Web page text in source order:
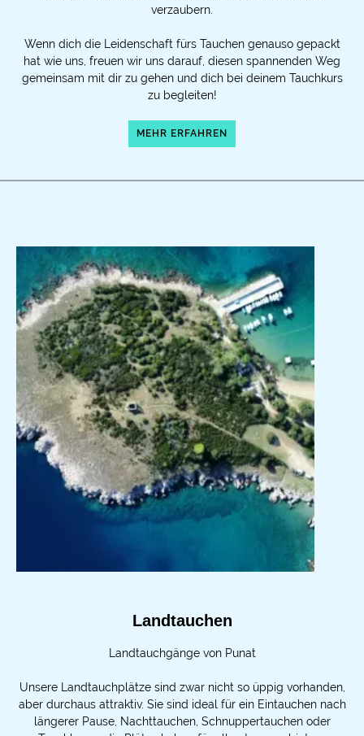
verzaubern.
Wenn dich die Leidenschaft fürs Tauchen genauso gepackt
hat wie uns, freuen wir uns darauf, diesen spannenden Weg
gemeinsam mit dir zu gehen und dich bei deinem Tauchkurs
zu begleiten!
MEHR ERFAHREN
Landtauchen
Landtauchgänge von Punat
Unsere Landtauchplätze sind zwar nicht so üppig vorhanden,
aber durchaus attraktiv. Sie sind ideal für ein Eintauchen nach
längerer Pause, Nachttauchen, Schnuppertauchen oder